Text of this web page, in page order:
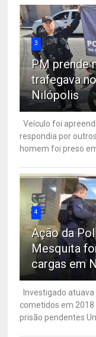
3
PM prende
trafegava
Nilópolis
Veículo foi
respondia por
homem foi preso
4
Ação da
Mesquita
cargas em
Investigado
cometidos em 2018
prisão pendentes